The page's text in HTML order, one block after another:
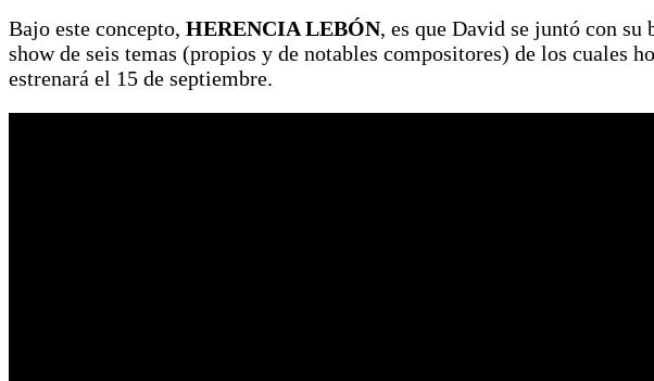
Bajo este concepto, HERENCIA LEBÓN, es que David se juntó con
show de seis temas (propios y de notables compositores) de los cuales
estrenará el 15 de septiembre.